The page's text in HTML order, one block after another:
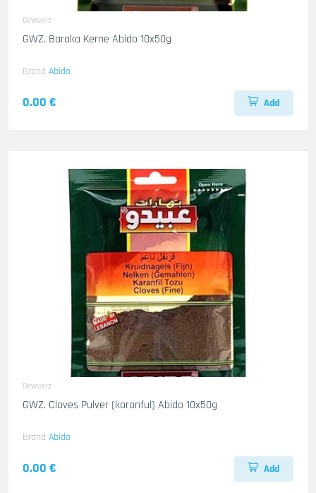
Gewuerz
GWZ. Baraka Kerne Abido 10x50g
Brand Abido
0.00 € Add
Gewuerz
GWZ. Cloves Pulver (koronful) Abido 10x50g
Brand Abido
0.00 € Add